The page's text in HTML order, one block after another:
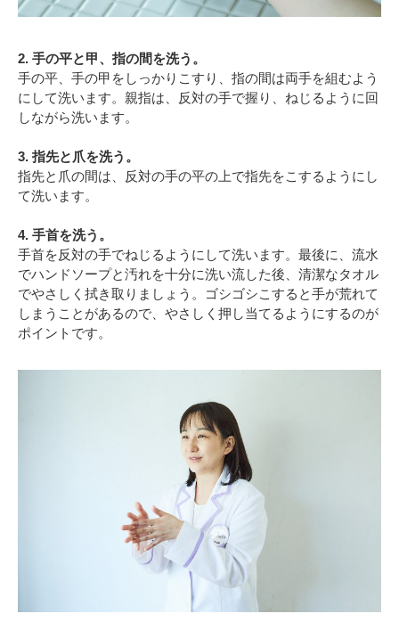
2. 手の平と甲、指の間を洗う。
手の平、手の甲をしっかりこすり、指の間は両手を組むよう
にして洗います。親指は、反対の手で握り、ねじるように回
しながら洗います。
3. 指先と爪を洗う。
指先と爪の間は、反対の手の平の上で指先をこするようにし
て洗います。
4. 手首を洗う。
手首を反対の手でねじるようにして洗います。最後に、流水
でハンドソープと汚れを十分に洗い流した後、清潔なタオル
でやさしく拭き取りましょう。ゴシゴシこすると手が荒れて
しまうことがあるので、やさしく押し当てるようにするのが
ポイントです。